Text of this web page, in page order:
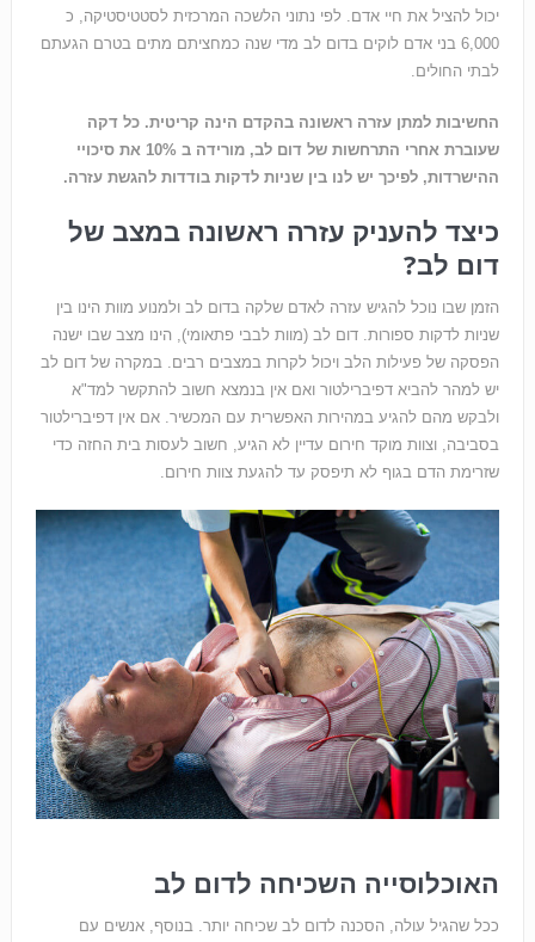
יכול להציל את חיי אדם. לפי נתוני הלשכה המרכזית לסטטיסטיקה, כ
6,000 בני אדם לוקים בדום לב מדי שנה כמחציתם מתים בטרם הגעתם
לבתי החולים.
החשיבות למתן עזרה ראשונה בהקדם הינה קריטית. כל דקה
שעוברת אחרי התרחשות של דום לב, מורידה ב 10% את סיכויי
ההישרדות, לפיכך יש לנו בין שניות לדקות בודדות להגשת עזרה.
כיצד להעניק עזרה ראשונה במצב של
דום לב?
הזמן שבו נוכל להגיש עזרה לאדם שלקה בדום לב ולמנוע מוות הינו בין
שניות לדקות ספורות. דום לב (מוות לבבי פתאומי), הינו מצב שבו ישנה
הפסקה של פעילות הלב ויכול לקרות במצבים רבים. במקרה של דום לב
יש למהר להביא דפיברילטור ואם אין בנמצא חשוב להתקשר למד"א
ולבקש מהם להגיע במהירות האפשרית עם המכשיר. אם אין דפיברילטור
בסביבה, וצוות מוקד חירום עדיין לא הגיע, חשוב לעסות בית החזה כדי
שזרימת הדם בגוף לא תיפסק עד להגעת צוות חירום.
האוכלוסייה השכיחה לדום לב
ככל שהגיל עולה, הסכנה לדום לב שכיחה יותר. בנוסף, אנשים עם